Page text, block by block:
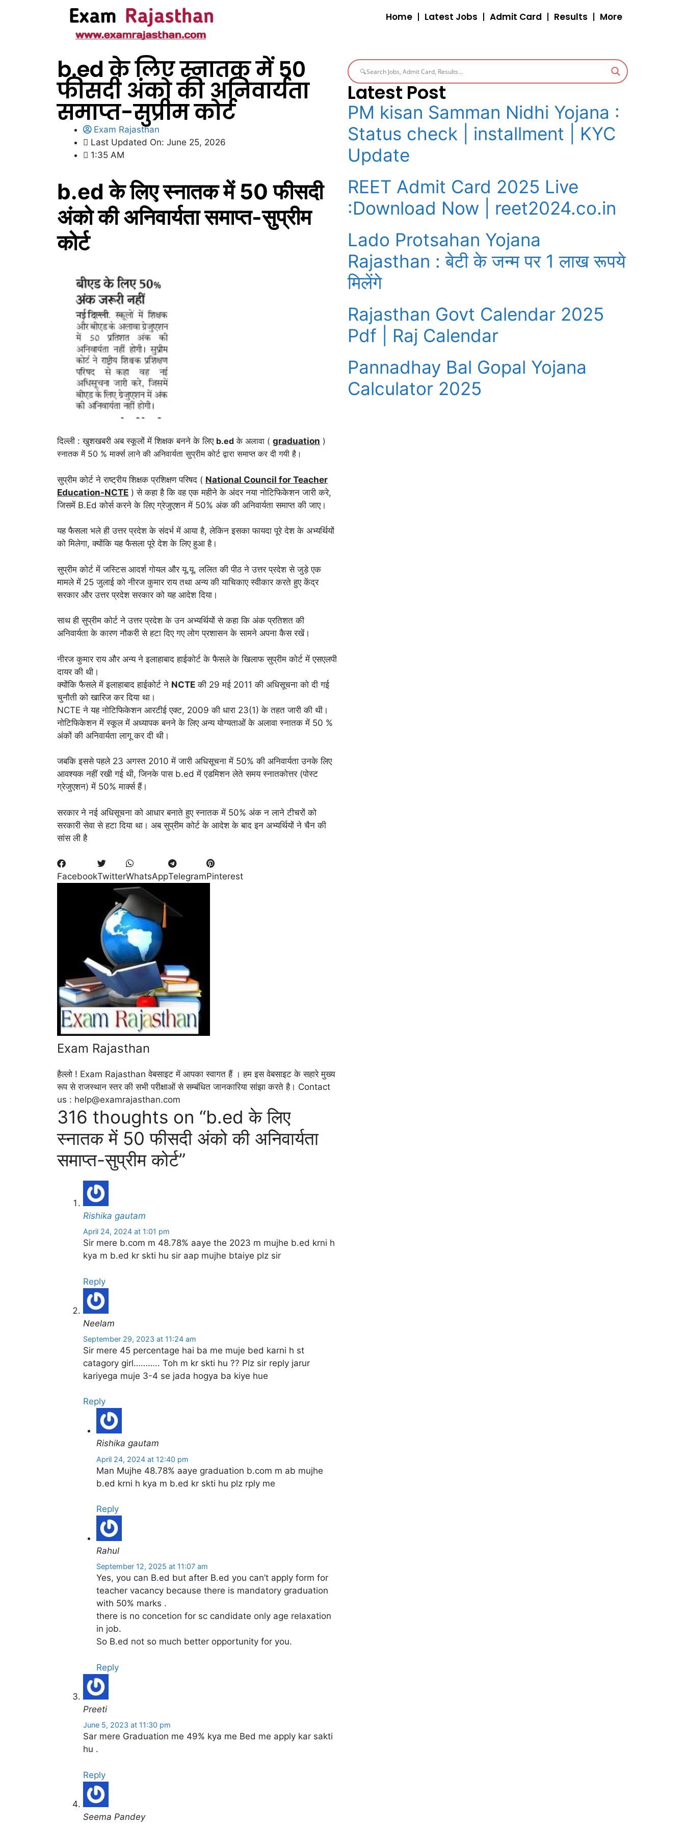
Home Latest Jobs Admit Card Results More
b.ed के लिए स्नातक में 50
फीसदी अंको की अनिवार्यता
समाप्त-सुप्रीम कोर्ट
Exam Rajasthan
Last Updated On: June 25, 2026
1:35 AM
b.ed के लिए स्नातक में 50 फीसदी
अंको की अनिवार्यता समाप्त-सुप्रीम
कोर्ट
दिल्ली : खुशखबरी अब स्कूलों में शिक्षक बनने के लिए b.ed के अलावा ( graduation )
स्नातक में 50 % मार्क्स लाने की अनिवार्यता सुप्रीम कोर्ट द्वारा समाप्त कर दी गयी है।
सुप्रीम कोर्ट ने राष्ट्रीय शिक्षक प्रशिक्षण परिषद ( National Council for Teacher
Education-NCTE ) से कहा है कि वह एक महीने के अंदर नया नोटिफिकेशन जारी करे,
जिसमें B.Ed कोर्स करने के लिए ग्रेजुएशन में 50% अंक की अनिवार्यता समाप्त की जाए।
यह फैसला भले ही उत्तर प्रदेश के संदर्भ में आया है, लेकिन इसका फायदा पूरे देश के अभ्यर्थियों
को मिलेगा, क्योंकि यह फैसला पूरे देश के लिए हुआ है।
सुप्रीम कोर्ट में जस्टिस आदर्श गोयल और यू.यू. ललित की पीठ ने उत्तर प्रदेश से जुड़े एक
मामले में 25 जुलाई को नीरज कुमार राय तथा अन्य की याचिकाए स्वीकार करते हुए केंद्र
सरकार और उत्तर प्रदेश सरकार को यह आदेश दिया।
साथ ही सुप्रीम कोर्ट ने उत्तर प्रदेश के उन अभ्यर्थियों से कहा कि अंक प्रतिशत की
अनिवार्यता के कारण नौकरी से हटा दिए गए लोग प्रशासन के सामने अपना कैस रखें।
नीरज कुमार राय और अन्य ने इलाहाबाद हाईकोर्ट के फैसले के खिलाफ सुप्रीम कोर्ट में एसएलपी
दायर की थी।
क्योंकि फैसले में इलाहाबाद हाईकोर्ट ने NCTE की 29 मई 2011 की अधिसूचना को दी गई
चुनौती को खारिज कर दिया था।
NCTE ने यह नोटिफिकेशन आरटीई एक्ट, 2009 की धारा 23(1) के तहत जारी की थी।
नोटिफिकेशन में स्कूल में अध्यापक बनने के लिए अन्य योग्यताओं के अलावा स्नातक में 50 %
अंकों की अनिवार्यता लागू कर दी थी।
जबकि इससे पहले 23 अगस्त 2010 में जारी अधिसूचना में 50% की अनिवार्यता उनके लिए
आवश्यक नहीं रखी गई थी, जिनके पास b.ed में एडमिशन लेते समय स्नातकोत्तर (पोस्ट
ग्रेजुएशन) में 50% मार्क्स हैं।
सरकार ने नई अधिसूचना को आधार बनाते हुए स्नातक में 50% अंक न लाने टीचरों को
सरकारी सेवा से हटा दिया था। अब सुप्रीम कोर्ट के आदेश के बाद इन अभ्यर्थियों ने चैन की
सांस ली है
FacebookTwitterWhatsAppTelegramPinterest
Exam Rajasthan
हैल्लो ! Exam Rajasthan वेबसाइट में आपका स्वागत हैं । हम इस वेबसाइट के सहारे मुख्य
रूप से राजस्थान स्तर की सभी परीक्षाओं से सम्बंधित जानकारिया सांझा करते है। Contact
us : help@examrajasthan.com
316 thoughts on “b.ed के लिए
स्नातक में 50 फीसदी अंको की अनिवार्यता
समाप्त-सुप्रीम कोर्ट”
Rishika gautam
April 24, 2024 at 1:01 pm
Sir mere b.com m 48.78% aaye the 2023 m mujhe b.ed krni h
kya m b.ed kr skti hu sir aap mujhe btaiye plz sir
Reply
Neelam
September 29, 2023 at 11:24 am
Sir mere 45 percentage hai ba me muje bed karni h st
catagory girl……….. Toh m kr skti hu ?? Plz sir reply jarur
kariyega muje 3-4 se jada hogya ba kiye hue
Reply
Rishika gautam
April 24, 2024 at 12:40 pm
Man Mujhe 48.78% aaye graduation b.com m ab mujhe
b.ed krni h kya m b.ed kr skti hu plz rply me
Reply
Rahul
September 12, 2025 at 11:07 am
Yes, you can B.ed but after B.ed you can’t apply form for
teacher vacancy because there is mandatory graduation
with 50% marks .
there is no concetion for sc candidate only age relaxation
in job.
So B.ed not so much better opportunity for you.
Reply
Preeti
June 5, 2023 at 11:30 pm
Sar mere Graduation me 49% kya me Bed me apply kar sakti
hu .
Reply
Seema Pandey
Latest Post
PM kisan Samman Nidhi Yojana :
Status check | installment | KYC
Update
REET Admit Card 2025 Live
:Download Now | reet2024.co.in
Lado Protsahan Yojana
Rajasthan : बेटी के जन्म पर 1 लाख रूपये
मिलेंगे
Rajasthan Govt Calendar 2025
Pdf | Raj Calendar
Pannadhay Bal Gopal Yojana
Calculator 2025